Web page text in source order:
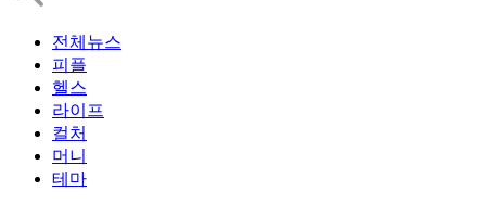
전체뉴스
피플
헬스
라이프
컬처
머니
테마